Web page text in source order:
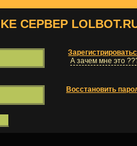
СЕРВЕР
А зачем мне это
Восстановить